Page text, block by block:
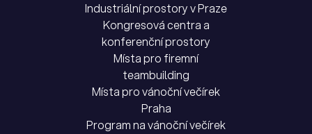
Industriální prostory v Praze
Kongresová centra a
konferenční prostory
Místa pro firemní
teambuilding
Místa pro vánoční večírek
Praha
Program na vánoční večírek